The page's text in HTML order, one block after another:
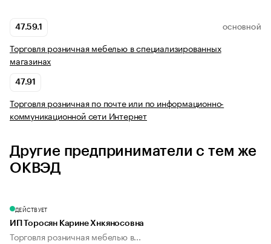
47.59.1 ОСНОВНОЙ
Торговля розничная мебелью в специализированных
магазинах
47.91
Торговля розничная по почте или по информационно-
коммуникационной сети Интернет
Другие предприниматели с тем же
ОКВЭД
ДЕЙСТВУЕТ
ИП Торосян Карине Хнкяносовна
Торговля розничная мебелью в...